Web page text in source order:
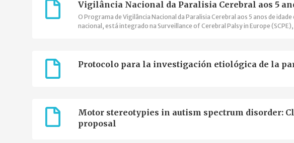
Vigilância Nacional da Paralisia Cerebral aos 5
O Programa de Vigilância Nacional da Paralisia Cerebral aos 5 anos de
nacional, está integrado na Surveillance of Cerebral Palsy in Europe
Protocolo para la investigación etiológica de la
Motor stereotypies in autism spectrum disorder:
proposal